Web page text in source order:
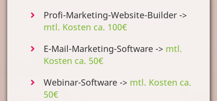
Profi-Marketing-Website-Builder ->
mtl. Kosten ca. 100€
E-Mail-Marketing-Software -> mtl.
Kosten ca. 50€
Webinar-Software -> mtl. Kosten ca.
50€